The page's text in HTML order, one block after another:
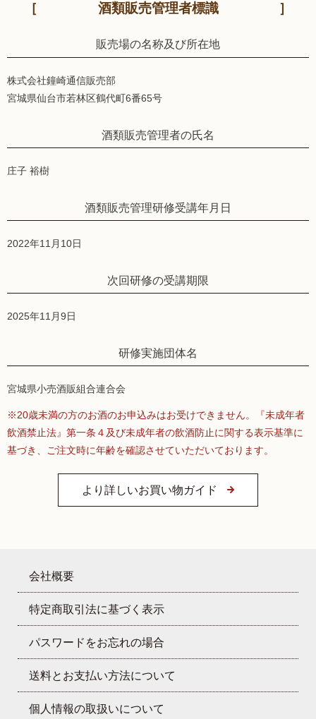
酒類販売管理者標識
販売場の名称及び所在地
株式会社鐘崎通信販売部
宮城県仙台市若林区鶴代町6番65号
酒類販売管理者の氏名
庄子 裕樹
酒類販売管理研修受講年月日
2022年11月10日
次回研修の受講期限
2025年11月9日
研修実施団体名
宮城県小売酒販組合連合会
※20歳未満の方のお酒のお申込みはお受けできません。『未成年者
飲酒禁止法』第一条４及び未成年者の飲酒防止に関する表示基準に
基づき、ご注文時に年齢を確認させていただいております。
より詳しいお買い物ガイド
会社概要
特定商取引法に基づく表示
パスワードをお忘れの場合
送料とお支払い方法について
個人情報の取扱いについて